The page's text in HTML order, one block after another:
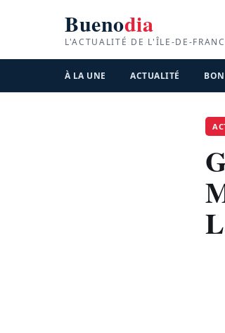
Buenodia
L'ACTUALITÉ DE L'ÎLE-DE-
À LA UNE ACTUALITÉ